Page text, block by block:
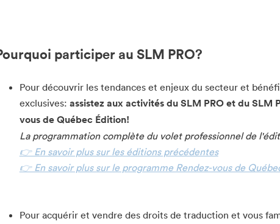
participer au SLM PRO?
Pour découvrir les tendances et enjeux du secteur et
exclusives: assistez aux activités du SLM PRO et du
vous de Québec Édition!
La programmation complète du volet professionnel de
👉 En savoir plus sur les éditions précédentes
👉 En savoir plus sur le programme Rendez-vous de
Pour acquérir et vendre des droits de traduction et vous